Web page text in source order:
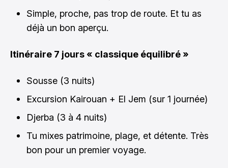
Simple, proche, pas trop de route. Et tu as
déjà un bon aperçu.
Itinéraire 7 jours « classique équilibré »
Sousse (3 nuits)
Excursion Kairouan + El Jem (sur 1 journée)
Djerba (3 à 4 nuits)
Tu mixes patrimoine, plage, et détente. Très
bon pour un premier voyage.